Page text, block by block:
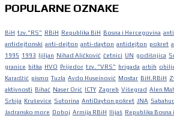
POPULARNE OZNAKE
BiH tzv."RS" RBiH Republika BiH Bosna i Hercegovina
antidejtonski anti-dejton anti-dayton antidejton pokret
1995 1993 ljiljan Nihad Aličković četnici UN godišnjica
granice bitka HVO Prijedor tzv. "VRS" brigada arbih
Karadžić pismo Tuzla Avdo Huseinović Mostar BiH.RBiH
aktivnosti Bihać Naser Orić ICTY Zagreb Višegrad Alen
Srbija Kruševice Sutorina AntiDayton pokret JNA
Jadransko more Doboj Armija RBiH Ilijaš Republika Bosna